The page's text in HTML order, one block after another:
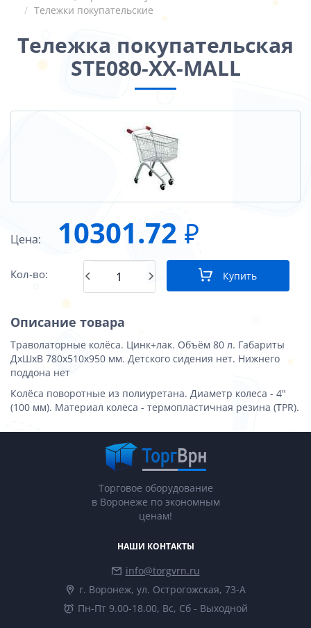
Тележки покупательские
Тележка покупательская
STE080-XX-MALL
Цена: 10301.72 ₽
Кол-во: Купить
Описание товара
Траволаторные колёса. Цинк+лак. Объём 80 л. Габариты
ДхШхВ 780х510х950 мм. Детского сидения нет. Нижнего
поддона нет
Колёса поворотные из полиуретана. Диаметр колеса - 4"
(100 мм). Материал колеса - термопластичная резина (TPR).
Торговое оборудование
в Воронеже по экономным
ценам!
НАШИ КОНТАКТЫ
info@torgvrn.ru
г. Воронеж, ул. Острогожская, 73-А
Пн-Пт 9.00-18.00, Вс, Сб - Выходной